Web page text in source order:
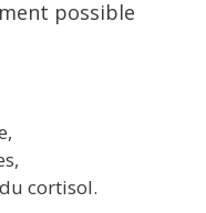
possible
cortisol.